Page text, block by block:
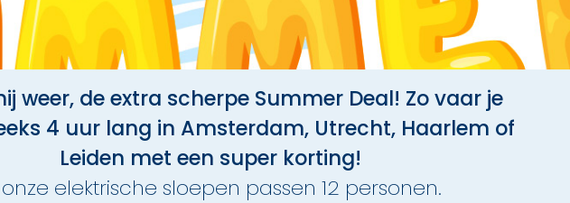
weer, de extra scherpe Summer Deal! Zo vaar je
4 uur lang in Amsterdam, Utrecht, Haarlem of
Leiden met een super korting!
elektrische sloepen passen 12 personen.